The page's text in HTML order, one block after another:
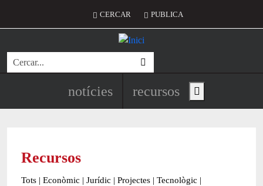
Menú del compte d'usuari
CERCAR PUBLICA
Cerca
Navegació principal de
notícies recursos Show main menu
Recursos
Tots | Econòmic | Jurídic | Projectes | Tecnològic |